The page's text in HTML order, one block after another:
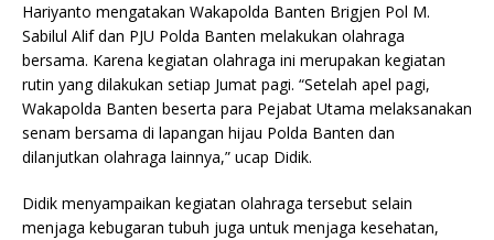
Hariyanto mengatakan Wakapolda Banten Brigjen Pol M.
Sabilul Alif dan PJU Polda Banten melakukan olahraga
bersama. Karena kegiatan olahraga ini merupakan kegiatan
rutin yang dilakukan setiap Jumat pagi. “Setelah apel pagi,
Wakapolda Banten beserta para Pejabat Utama melaksanakan
senam bersama di lapangan hijau Polda Banten dan
dilanjutkan olahraga lainnya,” ucap Didik.
Didik menyampaikan kegiatan olahraga tersebut selain
menjaga kebugaran tubuh juga untuk menjaga kesehatan,